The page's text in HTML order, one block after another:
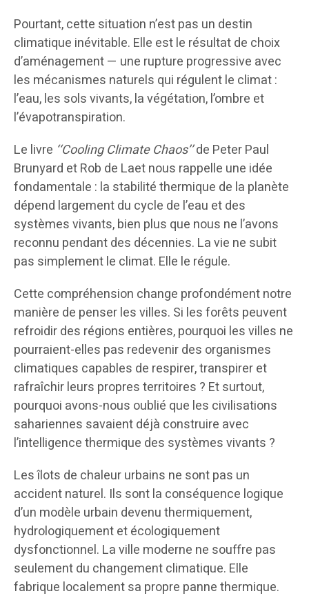
Pourtant, cette situation n’est pas un destin
climatique inévitable. Elle est le résultat de choix
d’aménagement — une rupture progressive avec
les mécanismes naturels qui régulent le climat :
l’eau, les sols vivants, la végétation, l’ombre et
l’évapotranspiration.
Le livre ‘‘Cooling Climate Chaos’’de Peter Paul
Brunyard et Rob de Laet nous rappelle une idée
fondamentale : la stabilité thermique de la planète
dépend largement du cycle de l’eau et des
systèmes vivants, bien plus que nous ne l’avons
reconnu pendant des décennies. La vie ne subit
pas simplement le climat. Elle le régule.
Cette compréhension change profondément notre
manière de penser les villes. Si les forêts peuvent
refroidir des régions entières, pourquoi les villes ne
pourraient-elles pas redevenir des organismes
climatiques capables de respirer, transpirer et
rafraîchir leurs propres territoires ? Et surtout,
pourquoi avons-nous oublié que les civilisations
sahariennes savaient déjà construire avec
l’intelligence thermique des systèmes vivants ?
Les îlots de chaleur urbains ne sont pas un
accident naturel. Ils sont la conséquence logique
d’un modèle urbain devenu thermiquement,
hydrologiquement et écologiquement
dysfonctionnel. La ville moderne ne souffre pas
seulement du changement climatique. Elle
fabrique localement sa propre panne thermique.